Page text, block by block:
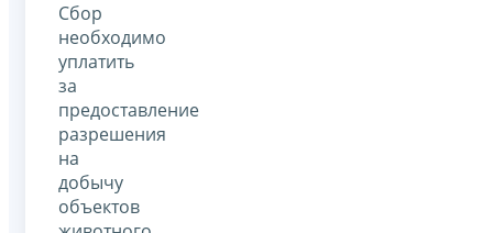
Сбор
необходимо
уплатить
за
предоставление
разрешения
на
добычу
объектов